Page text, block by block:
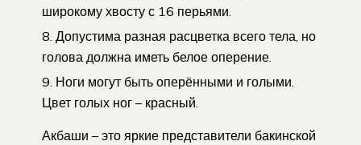
широкому хвосту с 16 перьями.
Допустима разная расцветка всего тела, но
голова должна иметь белое оперение.
Ноги могут быть оперёнными и голыми.
Цвет голых ног – красный.
Акбаши – это яркие представители бакинской